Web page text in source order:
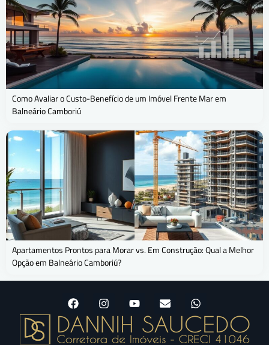
Como Avaliar o Custo-Benefício de um Imóvel Frente Mar em
Balneário Camboriú
Apartamentos Prontos para Morar vs. Em Construção: Qual a Melhor
Opção em Balneário Camboriú?